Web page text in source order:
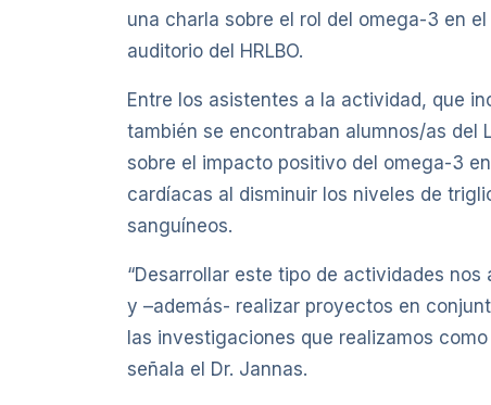
una charla sobre el rol del omega-3 en
auditorio del HRLBO.
Entre los asistentes a la actividad, que
también se encontraban alumnos/as del
sobre el impacto positivo del omega-3
cardíacas al disminuir los niveles de
sanguíneos.
“Desarrollar este tipo de actividades
y –además- realizar proyectos en
las investigaciones que realizamos
señala el Dr. Jannas.